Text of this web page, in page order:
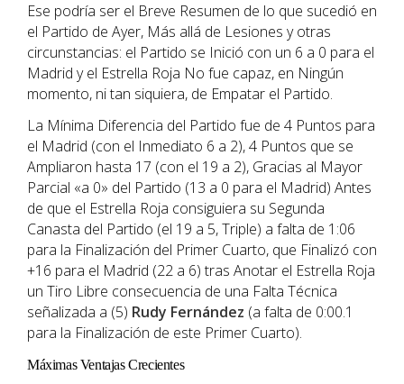
Ese podría ser el Breve Resumen de lo que sucedió en
el Partido de Ayer, Más allá de Lesiones y otras
circunstancias: el Partido se Inició con un 6 a 0 para el
Madrid y el Estrella Roja No fue capaz, en Ningún
momento, ni tan siquiera, de Empatar el Partido.
La Mínima Diferencia del Partido fue de 4 Puntos para
el Madrid (con el Inmediato 6 a 2), 4 Puntos que se
Ampliaron hasta 17 (con el 19 a 2), Gracias al Mayor
Parcial «a 0» del Partido (13 a 0 para el Madrid) Antes
de que el Estrella Roja consiguiera su Segunda
Canasta del Partido (el 19 a 5, Triple) a falta de 1:06
para la Finalización del Primer Cuarto, que Finalizó con
+16 para el Madrid (22 a 6) tras Anotar el Estrella Roja
un Tiro Libre consecuencia de una Falta Técnica
señalizada a (5) Rudy Fernández (a falta de 0:00.1
para la Finalización de este Primer Cuarto).
Máximas Ventajas Crecientes